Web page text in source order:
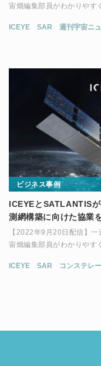
宙畑編集部員がわかりやす
ICEYE SAR 週刊宇宙ニ
ビジネス事例
ICEYEとSATLANTIS
測網構築に向けた協業
【2022年9月20日配信】
宙畑編集部員がわかりやす
ICEYE SAR コンステレ